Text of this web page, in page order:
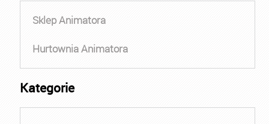
Sklep Animatora
Hurtownia Animatora
Kategorie